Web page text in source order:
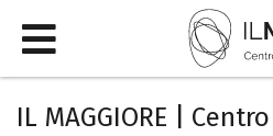
IL MAGGIORE |